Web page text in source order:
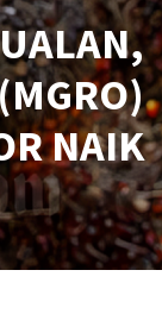
NAIK